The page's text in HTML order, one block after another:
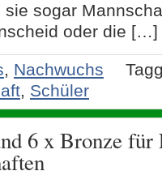
sie sogar
oder die […]
, Nachwuchs
, Schüler
6 x Bronze für